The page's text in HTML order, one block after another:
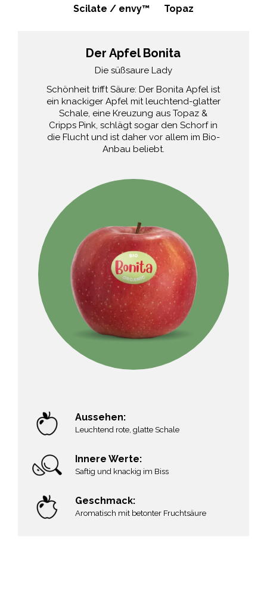
Der Apfel Bonita
Die süßsaure Lady
Schönheit trifft Säure: Der Bonita Apfel ist
ein knackiger Apfel mit leuchtend-glatter
Schale, eine Kreuzung aus Topaz &
Cripps Pink, schlägt sogar den Schorf in
die Flucht und ist daher vor allem im Bio-
Anbau beliebt.
Aussehen:
Leuchtend rote, glatte Schale
Innere Werte:
Saftig und knackig im Biss
Geschmack:
Aromatisch mit betonter Fruchtsäure
Scilate / envy™ Topaz